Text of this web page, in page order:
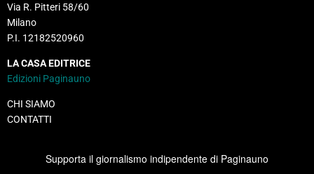
Via R. Pitteri 58/60
Milano
P.I. 12182520960
LA CASA EDITRICE
Edizioni Paginauno
CHI SIAMO
CONTATTI
Supporta il giornalismo indipendente di Paginauno